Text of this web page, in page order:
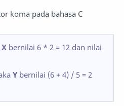
koma pada bahasa C
X bernilai 6 * 2 = 12 dan nilai
Y bernilai (6 + 4) / 5 = 2